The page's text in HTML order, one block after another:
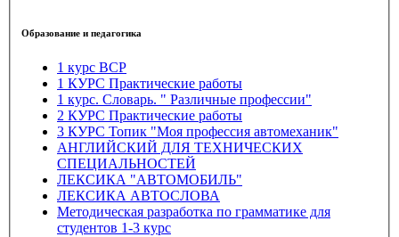
Образование и педагогика
1 курс ВСР
1 КУРС Практические работы
1 курс. Словарь. " Различные профессии"
2 КУРС Практические работы
3 КУРС Топик "Моя профессия автомеханик"
АНГЛИЙСКИЙ ДЛЯ ТЕХНИЧЕСКИХ
СПЕЦИАЛЬНОСТЕЙ
ЛЕКСИКА "АВТОМОБИЛЬ"
ЛЕКСИКА АВТОСЛОВА
Методическая разработка по грамматике для
студентов 1-3 курс